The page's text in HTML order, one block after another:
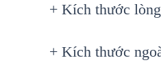
+ Kích thước
+ Kích thước